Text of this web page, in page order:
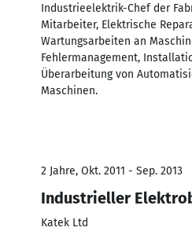
Industrieelektrik-Chef der
Mitarbeiter, Elektrische
Wartungsarbeiten an
Fehlermanagement,
Überarbeitung von
Maschinen.
2 Jahre, Okt. 2011 - Sep. 2013
Industrieller
Katek Ltd